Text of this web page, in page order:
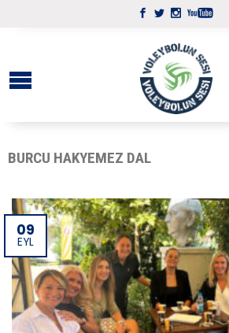
BURCU HAKYEMEZ DAL
09
EYL